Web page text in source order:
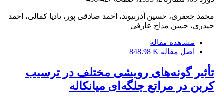
محمد جعفری، حسین آذرنیوند، احمد صادقی پور، نادیا کمالی، احمد
حیدری، حسن مداح عارفی
مشاهده مقاله
اصل مقاله 848.98 K
تأثیر گونه‌های رویشی مختلف در ترسیب
کربن در مراتع جلگه‌ای میانکاله